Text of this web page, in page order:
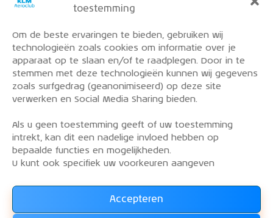
toestemming
Om de beste ervaringen te bieden, gebruiken wij
technologieën zoals cookies om informatie over je
apparaat op te slaan en/of te raadplegen. Door in te
stemmen met deze technologieën kunnen wij gegevens
zoals surfgedrag (geanonimiseerd) op deze site
verwerken en Social Media Sharing bieden.
Als u geen toestemming geeft of uw toestemming
intrekt, kan dit een nadelige invloed hebben op
bepaalde functies en mogelijkheden.
U kunt ook specifiek uw voorkeuren aangeven
Accepteren
PRIVACY POLICY
OVER DE KLM AEROCLUB
VLIEGLESSEN
VLOOT
Word lid van de KLM Aeroclub. Basis lid, simulator
lid of vliegend lid. Ook niet KLM-ers zijn welkom!
Lees alles over het lidmaatschap van de KLM Aeroclub